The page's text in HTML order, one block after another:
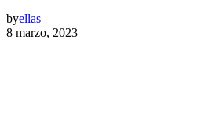
byellas
8 marzo, 2023